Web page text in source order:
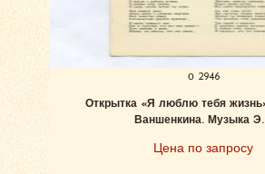
о 2946
Открытка «Я люблю тебя
Ваншенкина. Музыка
Цена по запросу